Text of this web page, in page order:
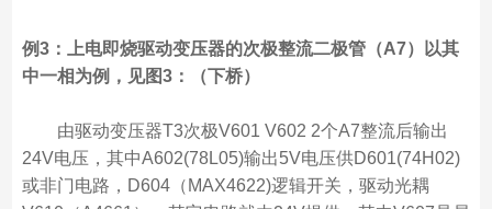
例3：上电即烧驱动变压器的次极整流二极管（A7） 以其
中一相为例，见图3：（下桥）
由驱动变压器T3次极V601 V602 2个A7整流后输出
24V电压，其中A602(78L05)输出5V电压供D601(74H02)
或非门电路，D604（MAX4622)逻辑开关，驱动光耦